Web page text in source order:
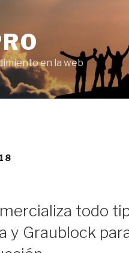
en la web
todo
y Graublock